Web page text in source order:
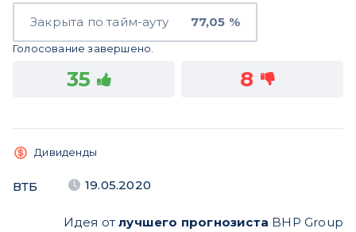
Закрыта по тайм-ауту 77,05 %
Голосование завершено.
35 8
Дивиденды
ВТБ 19.05.2020
Идея отлучшего прогнозиста BHP Group